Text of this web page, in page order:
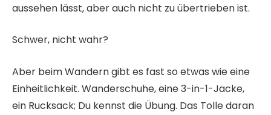
aussehen lässt, aber auch nicht zu übertrieben ist.
Schwer, nicht wahr?
Aber beim Wandern gibt es fast so etwas wie eine
Einheitlichkeit. Wanderschuhe, eine 3-in-1-Jacke,
ein Rucksack; Du kennst die Übung. Das Tolle daran